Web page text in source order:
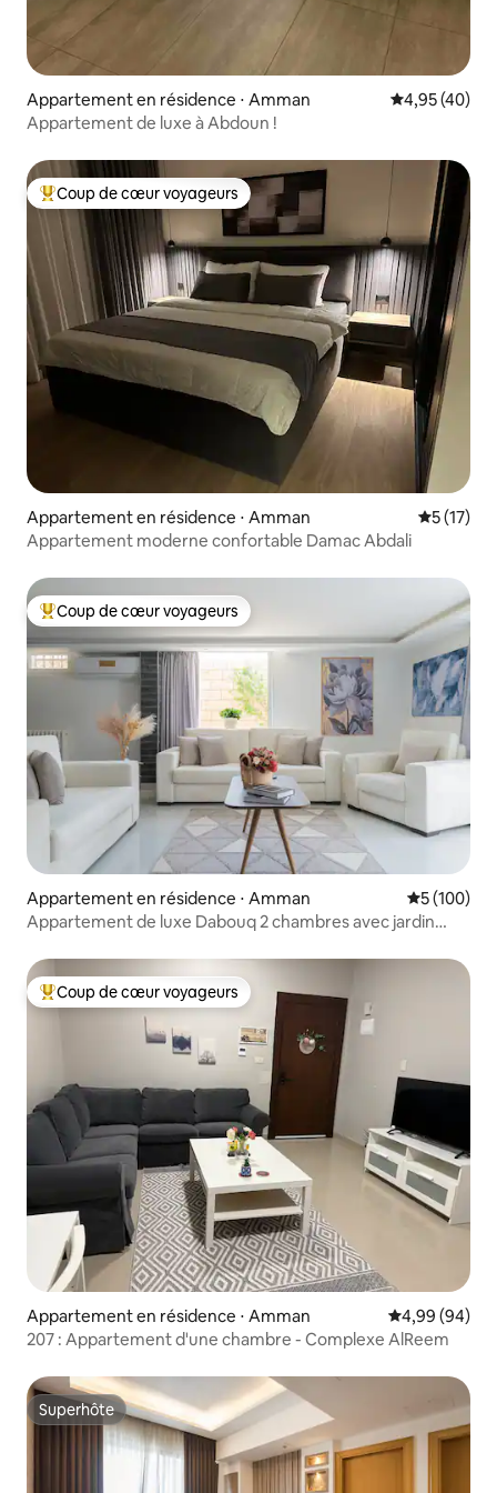
Appartement en résidence ⋅ Amman Évaluation
4,95 (40)
Appartement de luxe à Abdoun !
Coups de cœur voyageurs les plus appréciés
Coup de cœur voyageurs
Appartement en résidence ⋅ Amman
5 (17)
Appartement moderne confortable Damac Abdali
Coups de cœur voyageurs les plus appréciés
Coup de cœur voyageurs
Appartement en résidence ⋅ Amman Évaluation
5 (100)
Appartement de luxe Dabouq 2 chambres avec jardin
Coups de cœur voyageurs les plus appréciés
Coup de cœur voyageurs
Appartement en résidence ⋅ Amman Évaluation
4,99 (94)
207 : Appartement d'une chambre - Complexe AlReem
Superhôte
Superhôte